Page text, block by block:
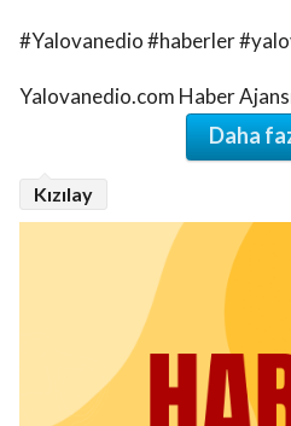
#Yalovanedio #haberler
Yalovanedio.com Haber
Daha
Kızılay